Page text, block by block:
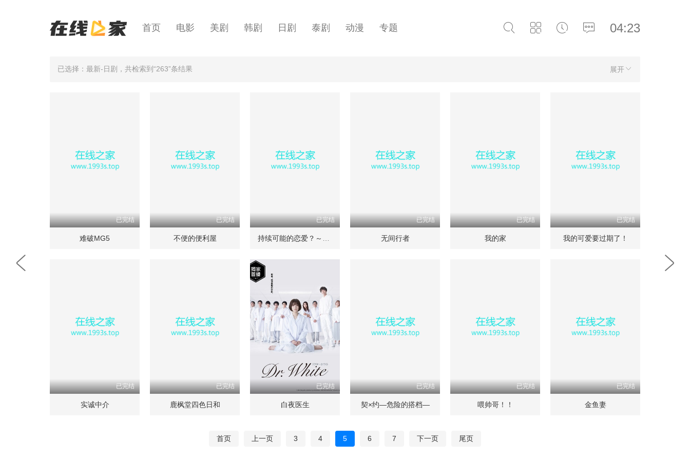
04:23
首页 电影 美剧 韩剧 日剧 泰剧 动漫 专题
展开
已选择：最新-日剧 ，共检索到“263”条结果
已完结
难破MG5
已完结
不便的便利屋
已完结 已完结
无间行者
已完结
我的家
已完结
我的可爱要过期了！
已完结
实诚中介
已完结
鹿枫堂四色日和
已完结
白夜医生
已完结
契×约—危险的搭档—
已完结
喂帅哥！！
已完结
金鱼妻
首页 上一页 3 4 5 6 7 下一页 尾页